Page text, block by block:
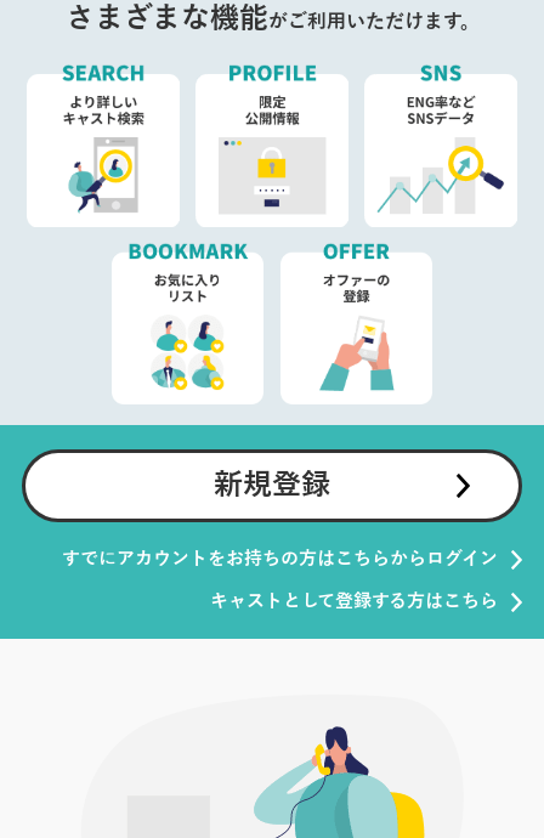
さまざまな機能がご利用いただけます。
新規登録
すでにアカウントをお持ちの方はこちらからログイン
キャストとして登録する方はこちら